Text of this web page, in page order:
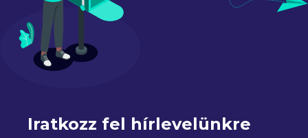
Iratkozz fel hírlevelünkre